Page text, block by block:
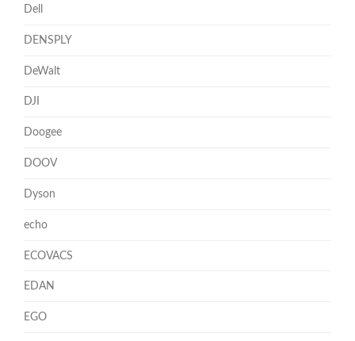
Dell
DENSPLY
DeWalt
DJI
Doogee
DOOV
Dyson
echo
ECOVACS
EDAN
EGO